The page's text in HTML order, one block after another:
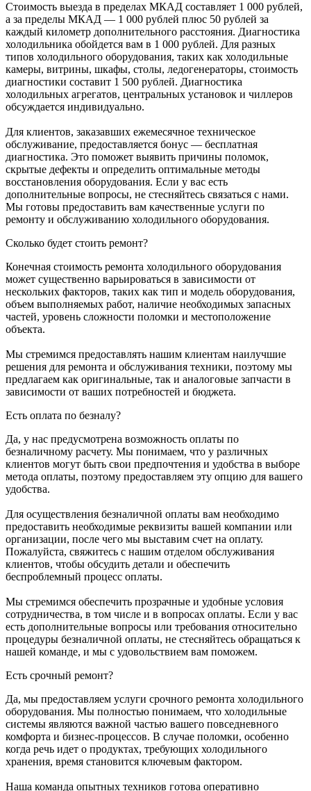
Стоимость выезда в пределах МКАД составляет 1 000 рублей,
а за пределы МКАД — 1 000 рублей плюс 50 рублей за
каждый километр дополнительного расстояния. Диагностика
холодильника обойдется вам в 1 000 рублей. Для разных
типов холодильного оборудования, таких как холодильные
камеры, витрины, шкафы, столы, ледогенераторы, стоимость
диагностики составит 1 500 рублей. Диагностика
холодильных агрегатов, центральных установок и чиллеров
обсуждается индивидуально.
Для клиентов, заказавших ежемесячное техническое
обслуживание, предоставляется бонус — бесплатная
диагностика. Это поможет выявить причины поломок,
скрытые дефекты и определить оптимальные методы
восстановления оборудования. Если у вас есть
дополнительные вопросы, не стесняйтесь связаться с нами.
Мы готовы предоставить вам качественные услуги по
ремонту и обслуживанию холодильного оборудования.
Сколько будет стоить ремонт?
Конечная стоимость ремонта холодильного оборудования
может существенно варьироваться в зависимости от
нескольких факторов, таких как тип и модель оборудования,
объем выполняемых работ, наличие необходимых запасных
частей, уровень сложности поломки и местоположение
объекта.
Мы стремимся предоставлять нашим клиентам наилучшие
решения для ремонта и обслуживания техники, поэтому мы
предлагаем как оригинальные, так и аналоговые запчасти в
зависимости от ваших потребностей и бюджета.
Есть оплата по безналу?
Да, у нас предусмотрена возможность оплаты по
безналичному расчету. Мы понимаем, что у различных
клиентов могут быть свои предпочтения и удобства в выборе
метода оплаты, поэтому предоставляем эту опцию для вашего
удобства.
Для осуществления безналичной оплаты вам необходимо
предоставить необходимые реквизиты вашей компании или
организации, после чего мы выставим счет на оплату.
Пожалуйста, свяжитесь с нашим отделом обслуживания
клиентов, чтобы обсудить детали и обеспечить
беспроблемный процесс оплаты.
Мы стремимся обеспечить прозрачные и удобные условия
сотрудничества, в том числе и в вопросах оплаты. Если у вас
есть дополнительные вопросы или требования относительно
процедуры безналичной оплаты, не стесняйтесь обращаться к
нашей команде, и мы с удовольствием вам поможем.
Есть срочный ремонт?
Да, мы предоставляем услуги срочного ремонта холодильного
оборудования. Мы полностью понимаем, что холодильные
системы являются важной частью вашего повседневного
комфорта и бизнес-процессов. В случае поломки, особенно
когда речь идет о продуктах, требующих холодильного
хранения, время становится ключевым фактором.
Наша команда опытных техников готова оперативно